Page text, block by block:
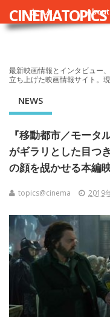
ホーム
CINEMATOPICS
最新映画情報とインタビュー
立ち上げた映画情報サイト。
NEWS
『移動都市／モータ
がギラリとした目つ
の顔を覘かせる本編
topics@cinema 2019